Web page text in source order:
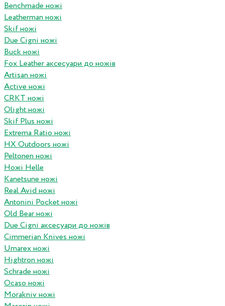
Benchmade ножі
Leatherman ножі
Skif ножі
Due Cigni ножі
Buck ножі
Fox Leather аксесуари до ножів
Artisan ножі
Active ножі
CRKT ножі
Olight ножі
Skif Plus ножі
Extrema Ratio ножі
HX Outdoors ножі
Peltonen ножі
Ножі Helle
Kanetsune ножі
Real Avid ножі
Antonini Pocket ножі
Old Bear ножі
Due Cigni аксесуари до ножів
Cimmerian Knives ножі
Umarex ножі
Hightron ножі
Schrade ножі
Ocaso ножі
Morakniv ножі